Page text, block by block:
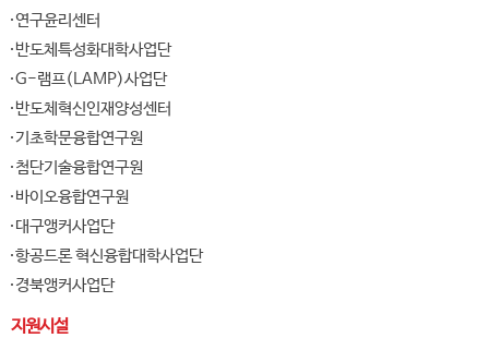
연구윤리센터
반도체특성화대학사업단
G-램프(LAMP)사업단
반도체혁신인재양성센터
기초학문융합연구원
첨단기술융합연구원
바이오융합연구원
대구앵커사업단
항공드론 혁신융합대학사업단
경북앵커사업단
지원시설